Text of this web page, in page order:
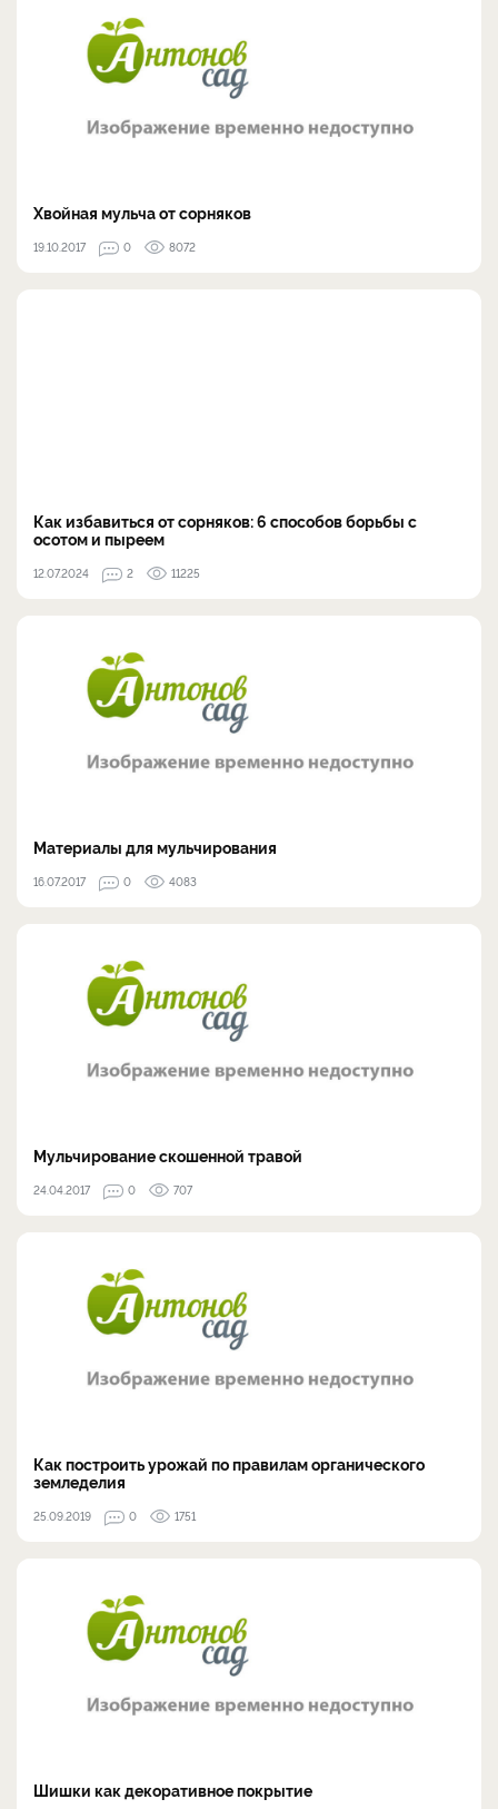
Хвойная мульча от сорняков
19.10.2017 0 8072
Как избавиться от сорняков: 6 способов борьбы с
осотом и пыреем
12.07.2024 2 11225
Материалы для мульчирования
16.07.2017 0 4083
Мульчирование скошенной травой
24.04.2017 0 707
Как построить урожай по правилам органического
земледелия
25.09.2019 0 1751
Шишки как декоративное покрытие